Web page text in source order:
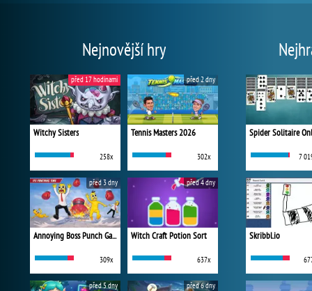
Nejnovější hry
Witchy Sisters
258x
před 17 hodinami
Tennis Masters 2026
302x
před 2 dny
Annoying Boss Punch Game
309x
před 3 dny
Witch Craft Potion Sort
637x
před 4 dny
před 5 dny před 6 dny
Spider Solitaire
7
Skribbl.io